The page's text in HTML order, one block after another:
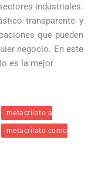
industriales.
transparente y
que pueden
negocio. En este
es la mejor
metacrilato a
metacrilato como